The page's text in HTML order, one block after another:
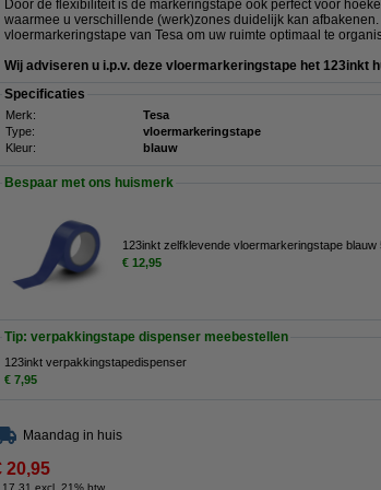
Door de flexibiliteit is de markeringstape ook perfect voor
waarmee u verschillende (werk)zones duidelijk kan
vloermarkeringstape van Tesa om uw ruimte optimaal te
Wij adviseren u i.p.v. deze vloermarkeringstape het 123inkt
Specificaties
Merk: Tesa
Type:
vloermarkeringstape
Kleur:
blauw
Bespaar met ons huismerk
123inkt zelfklevende vloermarkeringstape blauw
€ 12,95
Tip: verpakkingstape dispenser meebestellen
123inkt verpakkingstapedispenser
€ 7,95
Maandag in huis
20,95
17,31 excl. 21% btw